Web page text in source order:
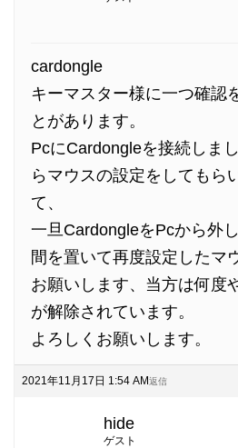
cardongle
キーマスター様に一つ確認
とがあります。
PcにCardongleを接続しま
らマウスの設定をしてもら
て、
一旦CardongleをPcから外
間を置いて再度設定したマ
お願いします、当方は何度
が解除されています。
よろしくお願いします。
2021年11月17日 1:54 AM返信
hide
ゲスト